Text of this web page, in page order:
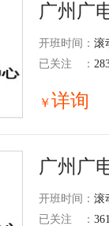
广州广
开班时间： 滚
已关注
：
￥详询
广州广
开班时间： 滚
已关注
：